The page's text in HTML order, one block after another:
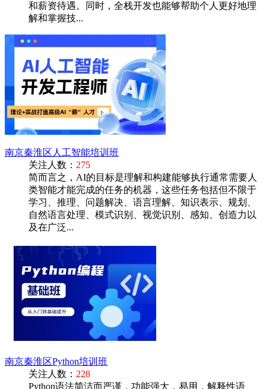
和薪资待遇。同时，全栈开发也能够帮助个人更好地理
解和掌握技...
南京秦淮区人工智能培训班
关注人数： 275
简而言之，AI的目标是理解和构建能够执行通常需要人
类智能才能完成的任务的机器，这些任务包括但不限于
学习、推理、问题解决、语言理解、知识表示、规划、
自然语言处理、模式识别、视觉识别、感知、创造力以
及在广泛...
南京秦淮区Python培训班
关注人数： 228
Python语法简洁而严谨，功能强大，易用，解释性语